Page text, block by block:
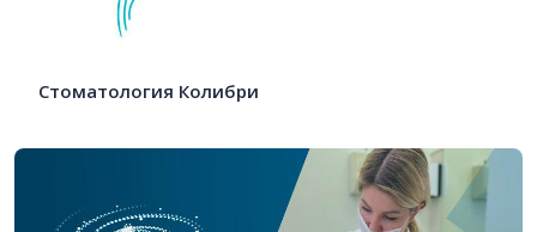
Стоматология Колибри